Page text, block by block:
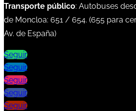
Transporte público: Autobuses
de Moncloa: 651 / 654. (655 para
Av. de España)
Seguir
Seguir
Seguir
Seguir
Seguir